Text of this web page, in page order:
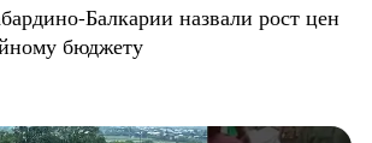
Балкарии назвали рост цен
бюджету